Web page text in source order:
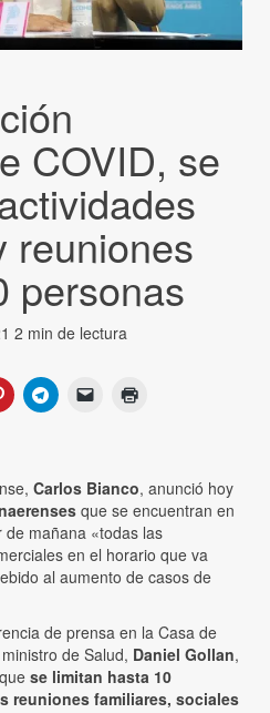
COVID, se
reuniones
personas
2 min de lectura
Carlos Bianco, anunció hoy
que se encuentran en
mañana «todas las
en el horario que va
al aumento de casos de
de prensa en la Casa de
de Salud, Daniel Gollan,
se limitan hasta 10
reuniones familiares, sociales